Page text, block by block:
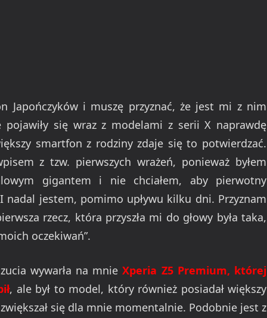
Japończyków i muszę przyznać, że jest mi z nim
pojawiły się wraz z modelami z serii X naprawdę
smartfon z rodziny zdaje się to potwierdzać.
z tzw. pierwszych wrażeń, ponieważ byłem
gigantem i nie chciałem, aby pierwotny
nadal jestem, pomimo upływu kilku dni. Przyznam
rzecz, która przyszła mi do głowy była taka,
oczekiwań”.
wywarła na mnieXperia Z5 Premium, której
, ale był to model, który również posiadał większy
się dla mnie momentalnie. Podobnie jest z